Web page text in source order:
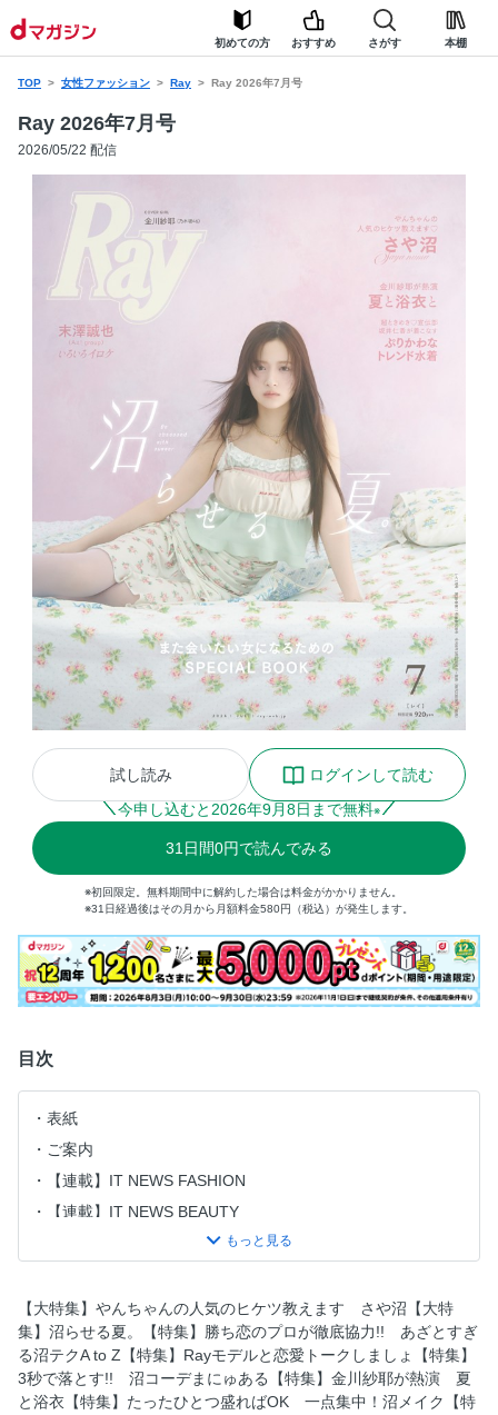
初めての方 おすすめ さがす 本棚
TOP 女性ファッション Ray Ray 2026年7月号
Ray 2026年7月号
2026/05/22 配信
試し読み
ログインして読む
今申し込むと 2026年9月8日まで無料※
31 日間0円で読んでみる
※初回限定。無料期間中に解約した場合は料金がかかりません。
※31日経過後はその月から月額料金580円（税込）が発生します。
目次
表紙
ご案内
【連載】IT NEWS FASHION
【連載】IT NEWS BEAUTY
【連載】本田紗来のまっさら VOL.8
やんちゃんの人気のヒケツ教えます さや沼
沼らせる夏。
勝ち恋のプロが徹底協力!! あざとすぎる沼テクA to Z
【大特集】やんちゃんの人気のヒケツ教えます さや沼【大特
集】沼らせる夏。【特集】勝ち恋のプロが徹底協力!! あざとすぎ
る沼テクA to Z【特集】Rayモデルと恋愛トークしましょ【特集】
3秒で落とす!! 沼コーデまにゅある【特集】金川紗耶が熱演 夏
と浴衣【特集】たったひとつ盛ればOK 一点集中！沼メイク【特